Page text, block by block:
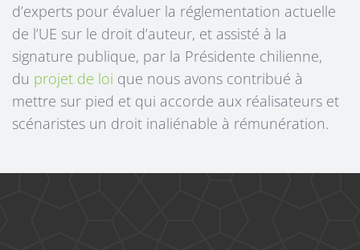
d’experts pour évaluer la réglementation actuelle
de l’UE sur le droit d’auteur, et assisté à la
signature publique, par la Présidente chilienne,
du projet de loi que nous avons contribué à
mettre sur pied et qui accorde aux réalisateurs et
scénaristes un droit inaliénable à rémunération.